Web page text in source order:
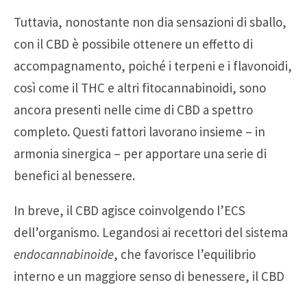
Tuttavia, nonostante non dia sensazioni di sballo,
con il CBD è possibile ottenere un effetto di
accompagnamento, poiché i terpeni e i flavonoidi,
così come il THC e altri fitocannabinoidi, sono
ancora presenti nelle cime di CBD a spettro
completo. Questi fattori lavorano insieme – in
armonia sinergica – per apportare una serie di
benefici al benessere.
In breve, il CBD agisce coinvolgendo l’ECS
dell’organismo. Legandosi ai recettori del sistema
endocannabinoide, che favorisce l’equilibrio
interno e un maggiore senso di benessere, il CBD